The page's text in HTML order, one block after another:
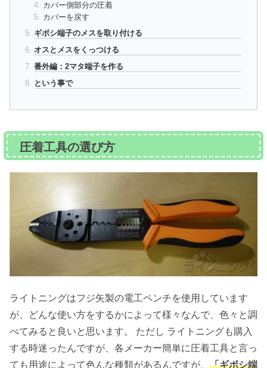
カバー側部分の圧着
カバーを戻す
ギボシ端子のメスを取り付ける
オスとメスをくっつける
番外編：2マタ端子を作る
という事で
圧着工具の選び方
ライトニングはフジ矢製の電工ペンチを使用しています
が、どんな使い方をするかによって様々なんで、色々と調
べてみると良いと思います。 ただし ライトニングも購入
する時迷ったんですが、各メーカー簡単に圧着工具と言っ
ても用途によって色んな種類があるんですが、 「ギボシ端